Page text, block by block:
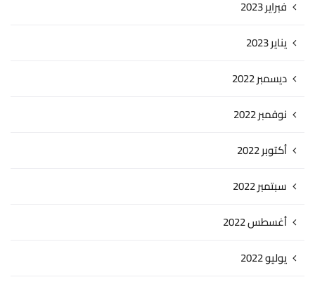
فبراير 2023
يناير 2023
ديسمبر 2022
نوفمبر 2022
أكتوبر 2022
سبتمبر 2022
أغسطس 2022
يوليو 2022